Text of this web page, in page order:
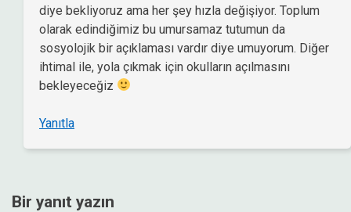
diye bekliyoruz ama her şey hızla değişiyor. Toplum
olarak edindiğimiz bu umursamaz tutumun da
sosyolojik bir açıklaması vardır diye umuyorum. Diğer
ihtimal ile, yola çıkmak için okulların açılmasını
bekleyeceğiz
Yanıtla
Bir yanıt yazın